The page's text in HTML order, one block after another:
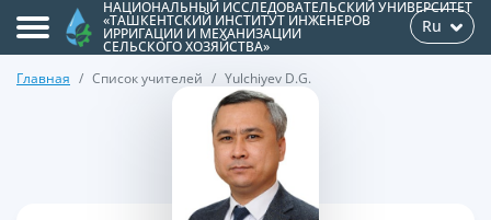
НАЦИОНАЛЬНЫЙ ИССЛЕДОВАТЕЛЬСКИЙ УНИВЕРСИТЕТ
«ТАШКЕНТСКИЙ ИНСТИТУТ ИНЖЕНЕРОВ
ИРРИГАЦИИ И МЕХАНИЗАЦИИ
СЕЛЬСКОГО ХОЗЯЙСТВА»
Ru
Главная Список учителей Yulchiyev D.G.